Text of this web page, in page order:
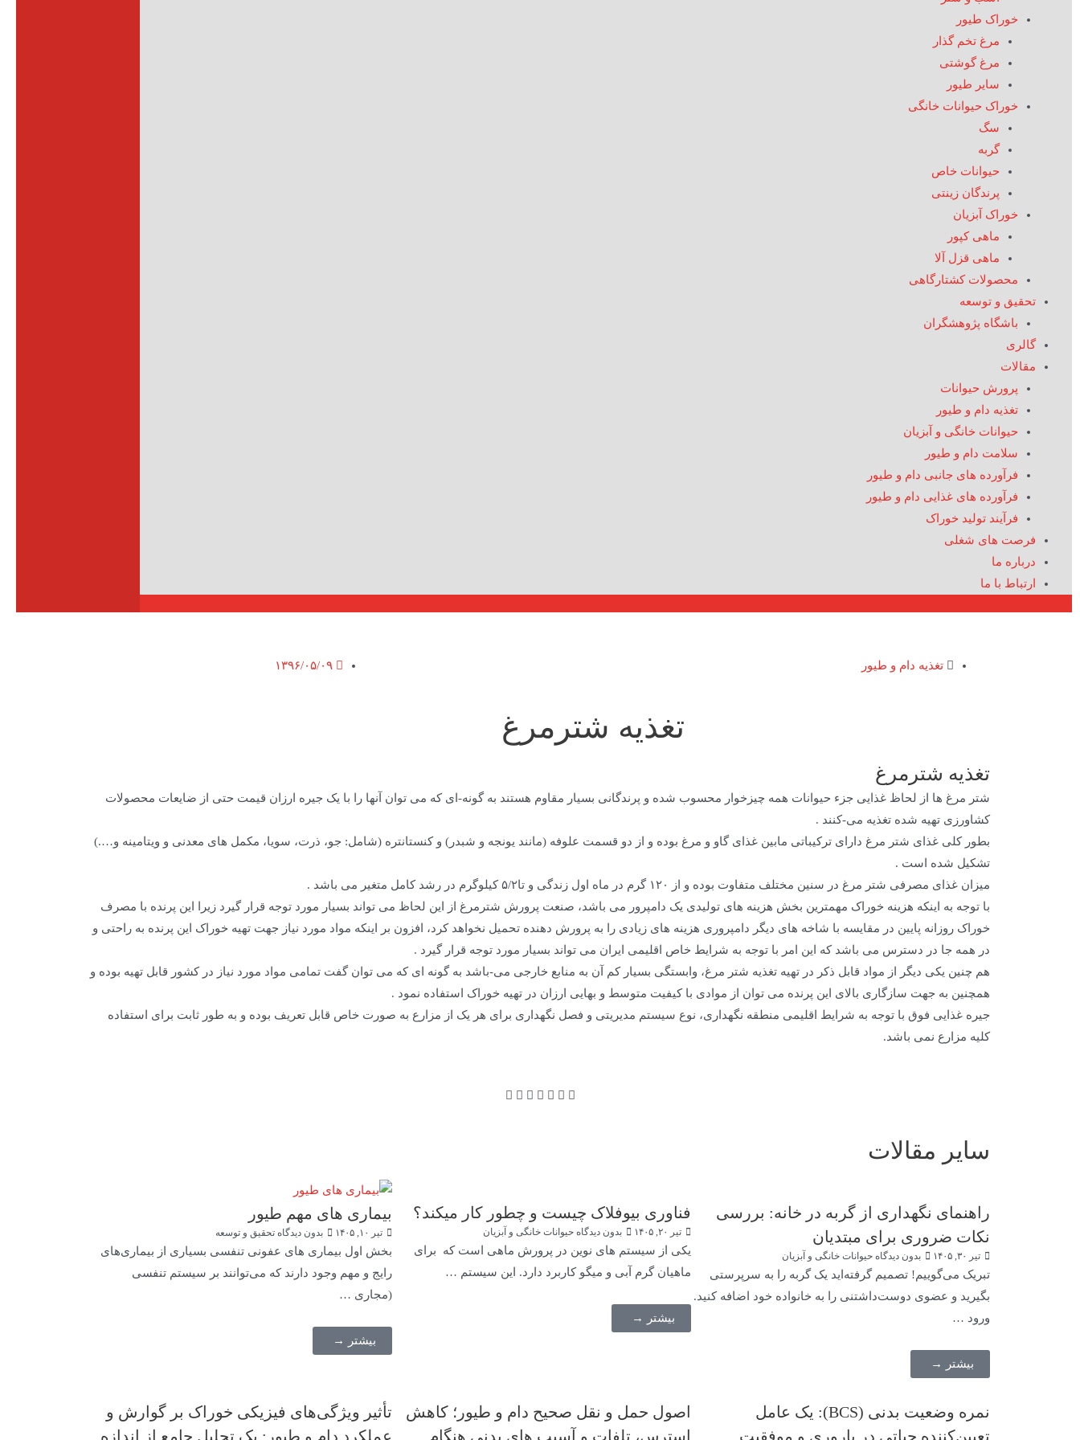
خوراک طیور
مرغ تخم گذار
مرغ گوشتی
سایر طیور
خوراک حیوانات خانگی
سگ
گربه
حیوانات خاص
پرندگان زینتی
خوراک آبزیان
ماهی کپور
ماهی قزل آلا
محصولات کشتارگاهی
تحقیق و توسعه
باشگاه پژوهشگران
گالری
مقالات
پرورش حیوانات
تغذیه دام و طیور
حیوانات خانگی و آبزیان
سلامت دام و طیور
فرآورده های جانبی دام و طیور
فرآورده های غذایی دام و طیور
فرآیند تولید خوراک
فرصت های شغلی
درباره ما
ارتباط با ما
تغذیه دام و طیور ۱۳۹۶/۰۵/۰۹
تغذیه شترمرغ
تغذیه شترمرغ
شتر مرغ ها از لحاظ غذایی جزء حیوانات همه چیزخوار محسوب شده و پرندگانی بسیار مقاوم هستند به گونه-ای که می توان آنها را با یک جیره ارزان قیمت حتی از ضایعات محصولات
کشاورزی تهیه شده تغذیه می-کنند .
بطور کلی غذای شتر مرغ دارای ترکیباتی مابین غذای گاو و مرغ بوده و از دو قسمت علوفه (مانند یونجه و شبدر) و کنستانتره (شامل: جو، ذرت، سویا، مکمل های معدنی و ویتامینه و….)
تشکیل شده است .
میزان غذای مصرفی شتر مرغ در سنین مختلف متفاوت بوده و از ١٢٠ گرم در ماه اول زندگی و تا۵/٢ کیلوگرم در رشد کامل متغیر می باشد .
با توجه به اینکه هزینه خوراک مهمترین بخش هزینه های تولیدی یک دامپرور می باشد، صنعت پرورش شترمرغ از این لحاظ می تواند بسیار مورد توجه قرار گیرد زیرا این پرنده با مصرف
خوراک روزانه پایین در مقایسه با شاخه های دیگر دامپروری هزینه های زیادی را به پرورش دهنده تحمیل نخواهد کرد، افزون بر اینکه مواد مورد نیاز جهت تهیه خوراک این پرنده به راحتی و
در همه جا در دسترس می باشد که این امر با توجه به شرایط خاص اقلیمی ایران می تواند بسیار مورد توجه قرار گیرد .
هم چنین یکی دیگر از مواد قابل ذکر در تهیه تغذیه شتر مرغ، وابستگی بسیار کم آن به منابع خارجی می-باشد به گونه ای که می توان گفت تمامی مواد مورد نیاز در کشور قابل تهیه بوده و
همچنین به جهت سازگاری بالای این پرنده می توان از موادی با کیفیت متوسط و بهایی ارزان در تهیه خوراک استفاده نمود .
جیره غذایی فوق با توجه به شرایط اقلیمی منطقه نگهداری، نوع سیستم مدیریتی و فصل نگهداری برای هر یک از مزارع به صورت خاص قابل تعریف بوده و به طور ثابت برای استفاده
کلیه مزارع نمی باشد.
سایر مقالات
راهنمای نگهداری از گربه در خانه: بررسی
نکات ضروری برای مبتدیان
تیر ۳۰, ۱۴۰۵ بدون دیدگاه حیوانات خانگی و آبزیان
تبریک می‌گوییم! تصمیم گرفته‌اید یک گربه را به سرپرستی
بگیرید و عضوی دوست‌داشتنی را به خانواده خود اضافه کنید.
ورود …
بیشتر →
فناوری بیوفلاک چیست و چطور کار میکند؟
تیر ۲۰, ۱۴۰۵ بدون دیدگاه حیوانات خانگی و آبزیان
یکی از سیستم های نوین در پرورش ماهی است که برای
ماهیان گرم آبی و میگو کاربرد دارد. این سیستم …
بیشتر →
بیماری های مهم طیور
تیر ۱۰, ۱۴۰۵ بدون دیدگاه تحقیق و توسعه
بخش اول بیماری های عفونی تنفسی بسیاری از بیماری‌های
رایج و مهم وجود دارند که می‌توانند بر سیستم تنفسی
(مجاری …
بیشتر →
نمره وضعیت بدنی (BCS): یک عامل
تعیین‌کننده حیاتی در باروری و موفقیت
اصول حمل و نقل صحیح دام و طیور؛ کاهش
استرس، تلفات و آسیب های بدنی هنگام
تأثیر ویژگی‌های فیزیکی خوراک بر گوارش و
عملکرد دام و طیور: یک تحلیل جامع از اندازه